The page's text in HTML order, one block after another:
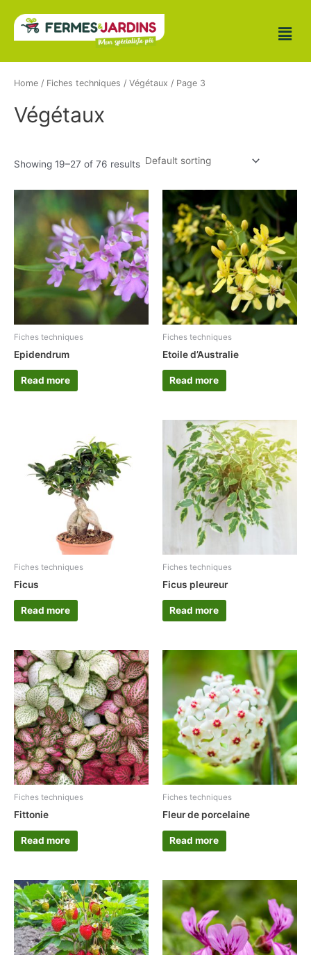
Home / Fiches techniques / Végétaux / Page 3
Végétaux
Showing 19–27 of 76 results
Fiches techniques
Epidendrum
Read more
Fiches techniques
Etoile d’Australie
Read more
Fiches techniques
Ficus
Read more
Fiches techniques
Ficus pleureur
Read more
Fiches techniques
Fittonie
Read more
Fiches techniques
Fleur de porcelaine
Read more